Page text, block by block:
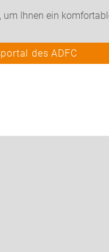
Ihnen ein
des ADFC